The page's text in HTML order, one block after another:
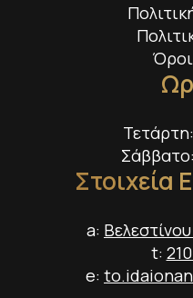
Στοιχεία
a:
t:
e: